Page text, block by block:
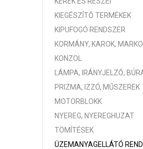
KIEGÉSZÍTŐ TERMÉKEK
KIPUFOGÓ RENDSZER
KORMÁNY, KAROK,
KONZOL
LÁMPA, IRÁNYJELZŐ,
PRIZMA, IZZÓ, MŰSZEREK
MOTORBLOKK
NYEREG, NYEREGHUZAT
TÖMÍTÉSEK
ÜZEMANYAGELLÁTÓ